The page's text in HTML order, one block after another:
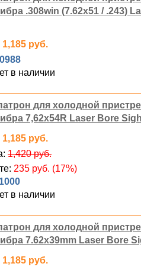
.308win (7.62x51 / .243)
1,185 руб.
в наличии
для холодной
7,62x54R Laser Bore
1,185 руб.
1,420 руб.
235 руб. (17%)
в наличии
для холодной
7.62x39mm Laser Bore
1,185 руб.